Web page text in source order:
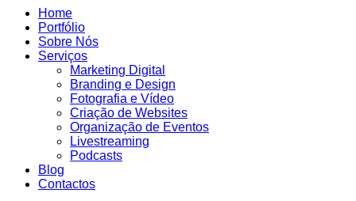
Home
Portfólio
Sobre Nós
Serviços
Marketing Digital
Branding e Design
Fotografia e Vídeo
Criação de Websites
Organização de Eventos
Livestreaming
Podcasts
Blog
Contactos
10:38